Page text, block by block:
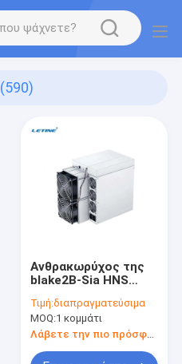
(590)
Ανθρακωρύχος της
blake2B-Sia HNS
ανθρακωρύχων
Antminer HS3
Siacoin Asic Bitmain
Τιμή:διαπραγματεύσιμα
MOQ:1 κομμάτι